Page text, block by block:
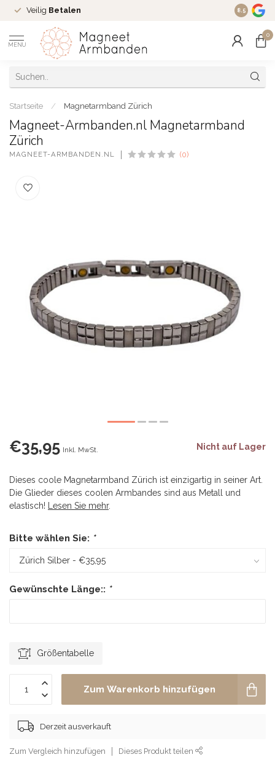
Veilig Betalen Ruim 16
8.5
MENU
0
Startseite / Magnetarmband Zürich
Magneet-Armbanden.nl Magnetarmband
Zürich
MAGNEET-ARMBANDEN.NL (0)
€35,95 Inkl. MwSt. Nicht auf Lager
Dieses coole Magnetarmband Zürich ist einzigartig in seiner Art.
Die Glieder dieses coolen Armbandes sind aus Metall und
elastisch!
Lesen Sie mehr.
Bitte wählen Sie: *
Gewünschte Länge:: *
Größentabelle
Zum Warenkorb hinzufügen
Derzeit ausverkauft
Zum Vergleich hinzufügen Dieses Produkt teilen